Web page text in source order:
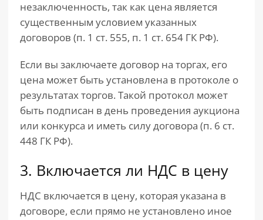
незаключенность, так как цена является
существенным условием указанных
договоров (п. 1 ст. 555, п. 1 ст. 654 ГК РФ).
Если вы заключаете договор на торгах, его
цена может быть установлена в протоколе о
результатах торгов. Такой протокол может
быть подписан в день проведения аукциона
или конкурса и иметь силу договора (п. 6 ст.
448 ГК РФ).
3. Включается ли НДС в цену
НДС включается в цену, которая указана в
договоре, если прямо не установлено иное